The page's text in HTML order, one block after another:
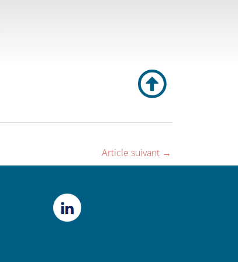
Article suivant →